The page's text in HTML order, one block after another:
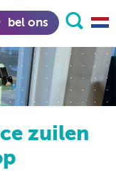
bel ons
zuilen